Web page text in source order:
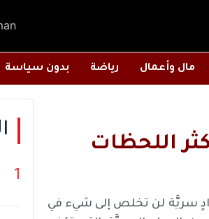
مال وأعمال رياضة بدون سياسة
اللحظات
سريَّة لن تخلص إلى شيء في
1